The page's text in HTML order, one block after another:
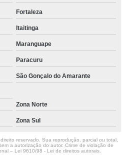
Fortaleza
Itaitinga
Maranguape
Paracuru
São Gonçalo do Amarante
Zona Norte
Zona Sul
reservado. Sua reprodução, parcial ou total,
a autorização do autor. Crime de violação de
– Lei 9610/98 - Lei de direitos autorais